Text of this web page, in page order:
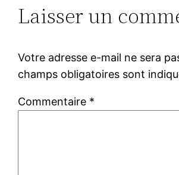
Laisser un
Votre adresse e-mail ne sera
champs obligatoires sont
Commentaire *